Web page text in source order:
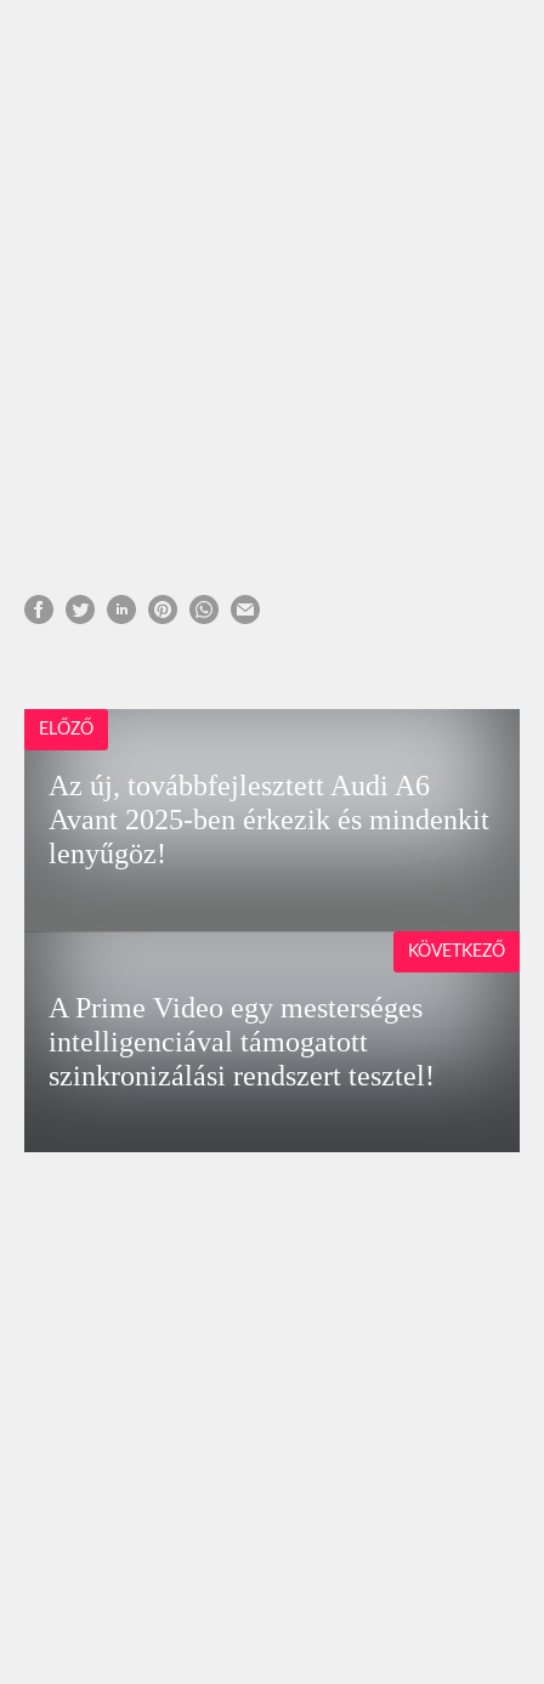
ELŐZŐ
Az új, továbbfejlesztett Audi A6
Avant 2025-ben érkezik és mindenkit
lenyűgöz!
A Prime Video egy mesterséges
intelligenciával támogatott
szinkronizálási rendszert tesztel!
KÖVETKEZŐ